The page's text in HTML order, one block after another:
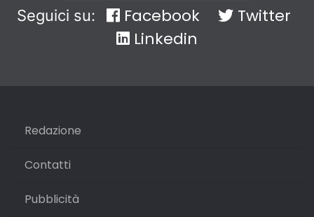
Seguici su: Facebook
Twitter
Linkedin
Redazione
Contatti
Pubblicità